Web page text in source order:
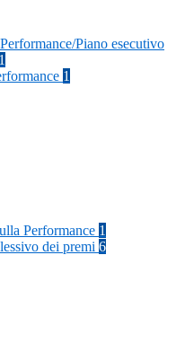
Piano esecutivo
1
1
Performance 1
dei premi 6